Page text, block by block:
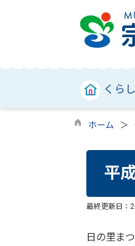
くら
ホーム
平
最終更新日：
日の里ま